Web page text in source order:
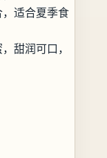
适合夏季食
甜润可口，